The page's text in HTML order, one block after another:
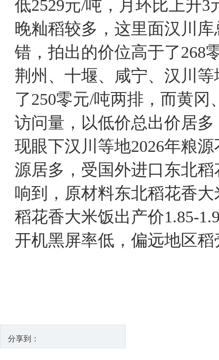
低2529元/吨，月环比上升
晚籼稻较多，这里面汉川
错，拍出的价位高于了268
荆州、十堰、咸宁、汉川
了250零元/吨两排，而黄
访问量，以低价总出价居
现眼下汉川等地2026年粮
源居多，受国外进口东北
响到，原材料东北稻花香
稻花香大米饭出产价1.85-
开机黑屏率低，偏远地区
分享到：